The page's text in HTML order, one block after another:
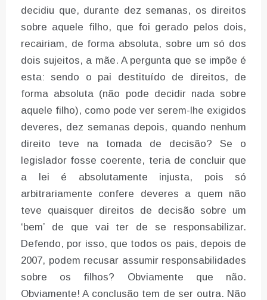
decidiu que, durante dez semanas, os direitos
sobre aquele filho, que foi gerado pelos dois,
recairiam, de forma absoluta, sobre um só dos
dois sujeitos, a mãe. A pergunta que se impõe é
esta: sendo o pai destituído de direitos, de
forma absoluta (não pode decidir nada sobre
aquele filho), como pode ver serem-lhe exigidos
deveres, dez semanas depois, quando nenhum
direito teve na tomada de decisão? Se o
legislador fosse coerente, teria de concluir que
a lei é absolutamente injusta, pois só
arbitrariamente confere deveres a quem não
teve quaisquer direitos de decisão sobre um
‘bem’ de que vai ter de se responsabilizar.
Defendo, por isso, que todos os pais, depois de
2007, podem recusar assumir responsabilidades
sobre os filhos? Obviamente que não.
Obviamente! A conclusão tem de ser outra. Não